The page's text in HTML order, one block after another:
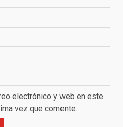
electrónico y web en este
vez que comente.